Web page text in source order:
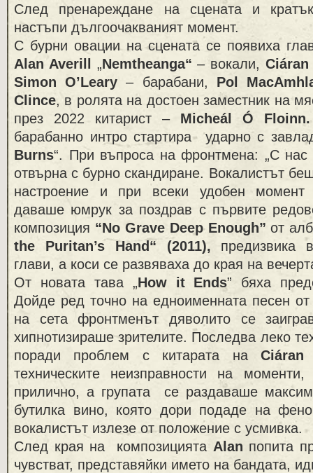
След пренареждане на сцената и
настъпи дългоочакваният момент.
С бурни овации на сцената се появиха
Alan Averill
„Nemtheanga“– вокали,
Simon O’Leary – барабани, Pol
Clince, в ролята на достоен заместник на
през 2022 китарист – Micheál Ó Floinn.
барабанно интро стартира ударно с
Burns“. При въпроса на фронтмена: „С нас
отвърна с бурно скандиране. Вокалистът
настроение и при всеки удобен
даваше юмрук за поздрав с първите
композиция “No Grave Deep Enough”от
the Puritan’s Hand “ (2011), предизвика
глави, а коси се развяваха до края на
От новата тава „How it Ends” бяха
Дойде ред точно на едноименната песен
на сета фронтменът дяволито се
хипнотизираше зрителите. Последва леко
поради проблем с китарата наCiáran
техническите неизправности на
прилично, а групата се раздаваше
бутилка вино, която дори подаде на
вокалистът излезе от положение с усмивка.
След края на композицията Alan попита
чувстват, представяйки името на бандата,